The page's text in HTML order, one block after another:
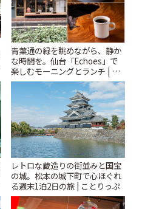
青葉通の緑を眺めながら、静か
な時間を。仙台「Echoes」で
楽しむモーニングとランチ | こ
とりっぷ
レトロな蔵造りの街並みと国宝
の城。松本の城下町で心ほぐれ
る週末1泊2日の旅 | ことりっぷ